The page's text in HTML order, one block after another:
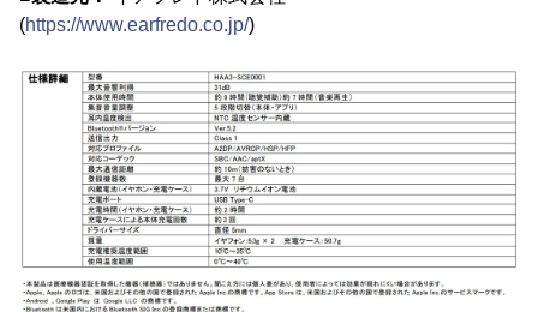
(https://www.earfredo.co.jp/)